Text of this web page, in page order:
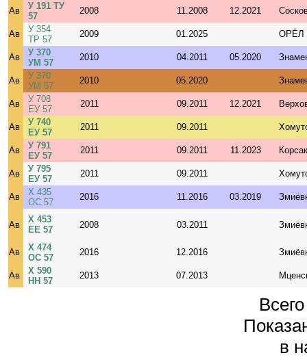
Ав
У 191 ТУ
57
2008 11.2008 12.2021
Ав
У 354
ТР 57
2009 01.2025 ОРЁЛ
Ав
У 370
УМ 57
2010 04.2011 05.2020
Ав
У 370
УМ 57
2010 05.2020
Ав
У 708
ЕУ 57
2011 09.2011 12.2021
Ав
У 740
ЕУ 57
2011 09.2011
Ав
У 791
ЕУ 57
2011 09.2011 11.2023
Ав
У 795
ЕУ 57
2011 09.2011
Ав
Х 435
ОС 57
2016 11.2016 03.2019
Ав
Х 453
ЕЕ 57
2008 03.2011
Ав
Х 474
ОС 57
2016 12.2016
Ав
Х 590
НН 57
2013 07.2013
в